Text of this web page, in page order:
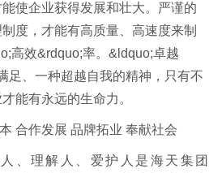
使企业获得发展和壮大。严谨的
度，才能有高质量、高速度来制
高效&rdquo;率。&ldquo;卓越
足、一种超越自我的精神，只有不
能有永远的生命力。
合作发展 品牌拓业 奉献社会
、理解人、爱护人是海天集团